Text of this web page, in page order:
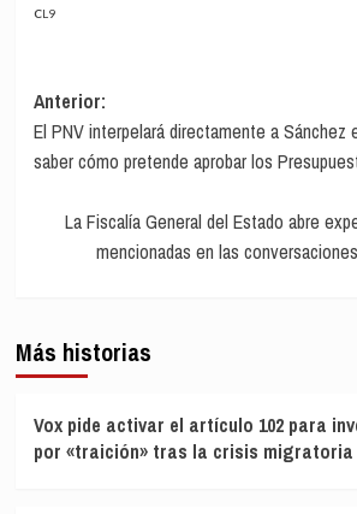
CL9
Navegación
de
entradas
Anterior:
El PNV interpelará directamente a Sánchez
saber cómo pretende aprobar los
La Fiscalía General del Estado abre
mencionadas en las
Más historias
Vox pide activar el artículo 102 para
por «traición» tras la crisis migratoria